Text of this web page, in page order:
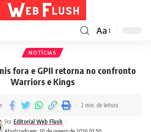
Aa
NOTÍCIAS
fora e GPII retorna no confronto
Warriors e Kings
Por Editorial Web Flush
2 min. de leitura